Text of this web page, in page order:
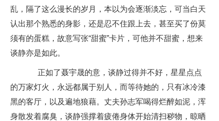
乱，隔了这么漫长的岁月，本以为会逐渐淡忘，可当白天
认出那个熟悉的身影，还是忍不住跟上去，甚至买了份莫
须有的蛋糕，故意写张“甜蜜”卡片，可他并不甜蜜，想来
谈静亦是如此。
正如了聂宇晟的意，谈静过得并不好，星星点点
的万家灯火，永远都属于别人，而等待她的，只有冰冷漆
黑的客厅，以及遍地狼藉。丈夫孙志军喝得烂醉如泥，浑
身散发着腐臭，谈静强撑着疲倦身体开始清扫秽物，晾晒